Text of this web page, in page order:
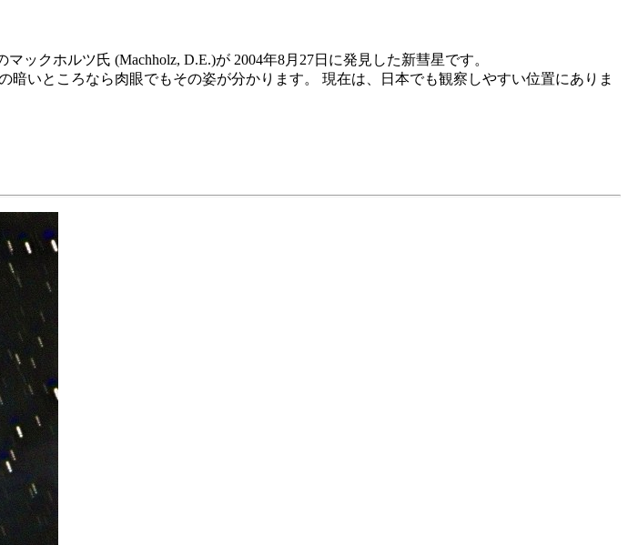
ックホルツ氏 (Machholz, D.E.)が 2004年8月27日に発見した新彗星です。
いところなら肉眼でもその姿が分かります。 現在は、日本でも観察しやすい位置にありま